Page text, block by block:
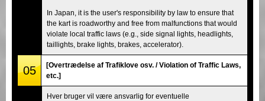
In Japan, it is the user's responsibility by law to ensure that
the kart is roadworthy and free from malfunctions that would
violate local traffic laws (e.g., side signal lights, headlights,
taillights, brake lights, brakes, accelerator).
05
[Overtrædelse af Trafiklove osv. / Violation of Traffic Laws,
etc.]
Hver bruger vil være ansvarlig for eventuelle